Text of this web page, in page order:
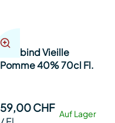
Fassbind Vieille
Pomme 40% 70cl Fl.
Auf Lager
59,00 CHF